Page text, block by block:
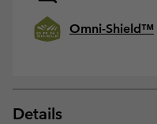
Omni-Shield™
Details